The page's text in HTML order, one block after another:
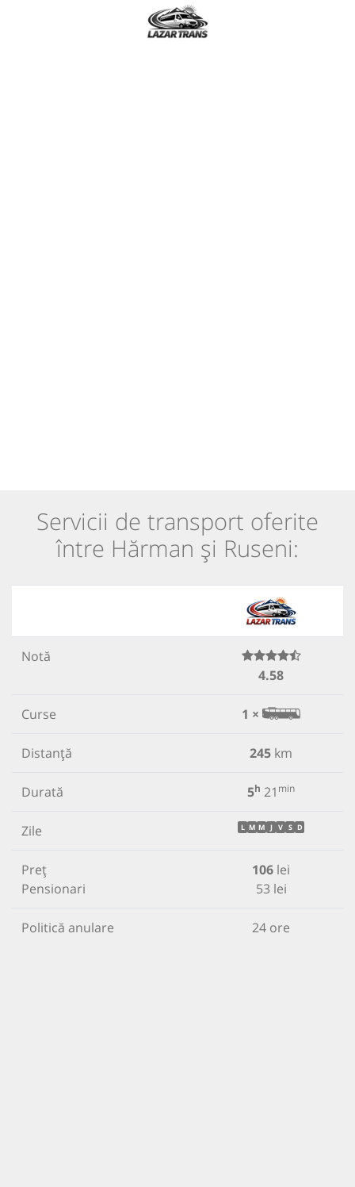
Servicii de transport oferite
între Hărman și Ruseni:
Notă
4.58
Curse 1 ×
Distanță 245 km
Durată 5h 21 min
Zile L M M J V S D
Preț
Pensionari
106 lei
53 lei
Politică anulare 24 ore